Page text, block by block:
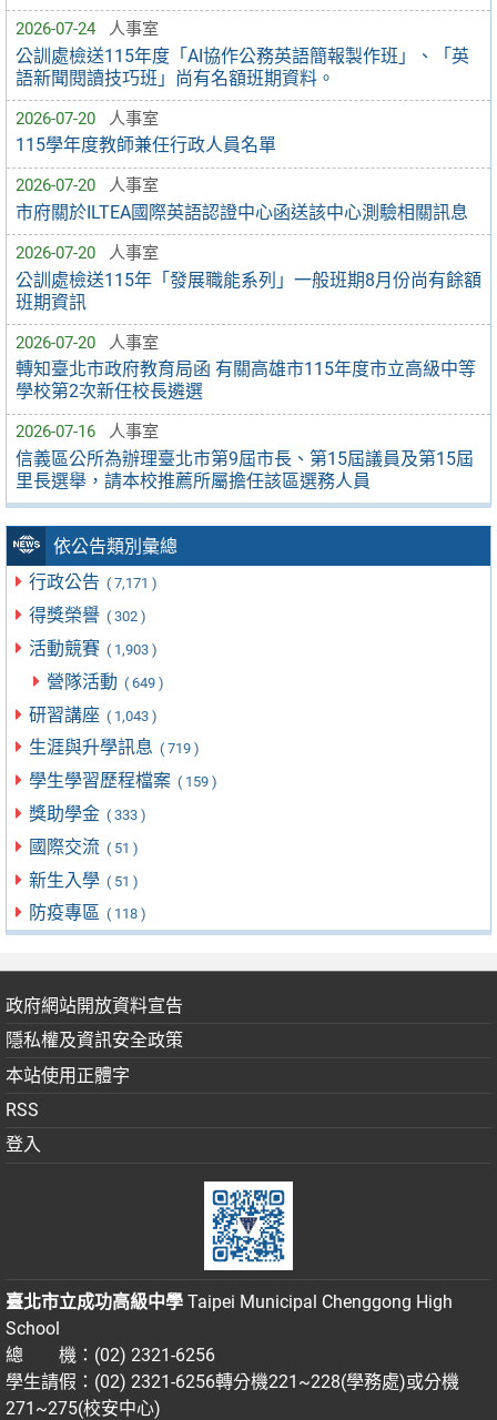
2026-07-24 人事室
公訓處檢送115年度「AI協作公務英語簡報製作班」、「英
語新聞閱讀技巧班」尚有名額班期資料。
2026-07-20 人事室
115學年度教師兼任行政人員名單
2026-07-20 人事室
市府關於ILTEA國際英語認證中心函送該中心測驗相關訊息
2026-07-20 人事室
公訓處檢送115年「發展職能系列」一般班期8月份尚有餘額
班期資訊
2026-07-20 人事室
轉知臺北市政府教育局函 有關高雄市115年度市立高級中等
學校第2次新任校長遴選
2026-07-16 人事室
信義區公所為辦理臺北市第9屆市長、第15屆議員及第15屆
里長選舉，請本校推薦所屬擔任該區選務人員
依公告類別彙總
行政公告 ( 7,171 )
得獎榮譽 ( 302 )
活動競賽 ( 1,903 )
營隊活動 ( 649 )
研習講座 ( 1,043 )
生涯與升學訊息 ( 719 )
學生學習歷程檔案 ( 159 )
獎助學金 ( 333 )
國際交流 ( 51 )
新生入學 ( 51 )
防疫專區 ( 118 )
政府網站開放資料宣告
隱私權及資訊安全政策
本站使用正體字
RSS
登入
臺北市立成功高級中學 Taipei Municipal Chenggong High
School
總 機：(02) 2321-6256
學生請假：(02) 2321-6256轉分機221~228(學務處)或分機
271~275(校安中心)